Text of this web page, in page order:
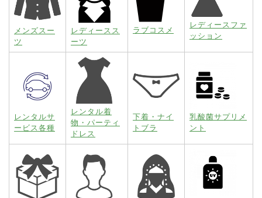
メンズスー
ツ
レディースス
ーツ
ラブコスメ
レディースファ
ッション
レンタルサ
ービス各種
レンタル着
物・パーティ
ドレス
下着・ナイ
トブラ
乳酸菌サプリメ
ント